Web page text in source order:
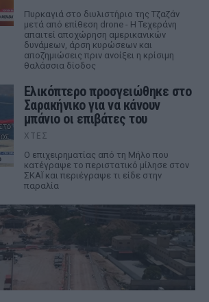
Πυρκαγιά στο διυλιστήριο της Τζαζάν
μετά από επίθεση drone - Η Τεχεράνη
απαιτεί αποχώρηση αμερικανικών
δυνάμεων, άρση κυρώσεων και
αποζημιώσεις πριν ανοίξει η κρίσιμη
θαλάσσια δίοδος
Ελικόπτερο προσγειώθηκε στο
Σαρακήνικο για να κάνουν
μπάνιο οι επιβάτες του
ΧΤΕΣ
Ο επιχειρηματίας από τη Μήλο που
κατέγραψε το περιστατικό μίλησε στον
ΣΚΑΪ και περιέγραψε τι είδε στην
παραλία